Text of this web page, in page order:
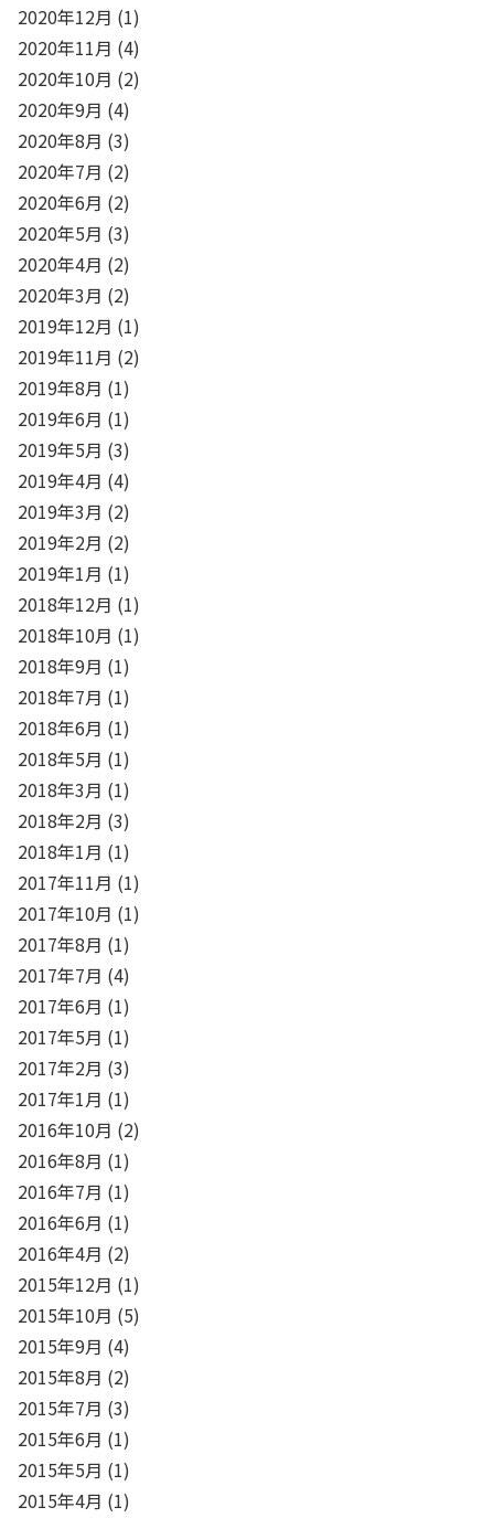
2020年12月 (1)
2020年11月 (4)
2020年10月 (2)
2020年9月 (4)
2020年8月 (3)
2020年7月 (2)
2020年6月 (2)
2020年5月 (3)
2020年4月 (2)
2020年3月 (2)
2019年12月 (1)
2019年11月 (2)
2019年8月 (1)
2019年6月 (1)
2019年5月 (3)
2019年4月 (4)
2019年3月 (2)
2019年2月 (2)
2019年1月 (1)
2018年12月 (1)
2018年10月 (1)
2018年9月 (1)
2018年7月 (1)
2018年6月 (1)
2018年5月 (1)
2018年3月 (1)
2018年2月 (3)
2018年1月 (1)
2017年11月 (1)
2017年10月 (1)
2017年8月 (1)
2017年7月 (4)
2017年6月 (1)
2017年5月 (1)
2017年2月 (3)
2017年1月 (1)
2016年10月 (2)
2016年8月 (1)
2016年7月 (1)
2016年6月 (1)
2016年4月 (2)
2015年12月 (1)
2015年10月 (5)
2015年9月 (4)
2015年8月 (2)
2015年7月 (3)
2015年6月 (1)
2015年5月 (1)
2015年4月 (1)